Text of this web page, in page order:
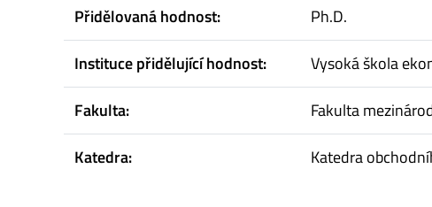
Přidělovaná hodnost:
Ph.D.
Instituce přidělující hodnost:
Vysoká škola
Fakulta:
Fakulta
Katedra:
Katedra